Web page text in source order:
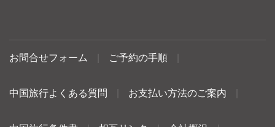
お問合せフォーム ご予約の手順
中国旅行よくある質問 お支払い方法のご案内